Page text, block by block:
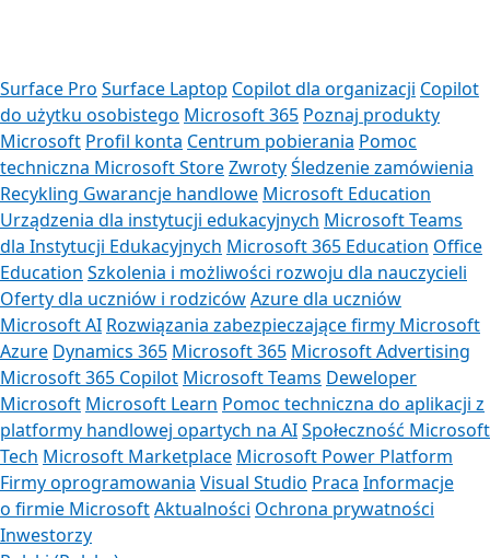
Surface Pro Surface Laptop Copilot dla organizacji Copilot
do użytku osobistego Microsoft 365 Poznaj produkty
Microsoft Profil konta Centrum pobierania Pomoc
techniczna Microsoft StoreZwrotyŚledzenie zamówienia
Recykling Gwarancje handlowe Microsoft Education
Urządzenia dla instytucji edukacyjnych Microsoft Teams
dla Instytucji Edukacyjnych Microsoft 365 Education Office
Education Szkolenia i możliwości rozwoju dla nauczycieli
Oferty dla uczniów i rodzicówAzure dla uczniów
Microsoft AI Rozwiązania zabezpieczające firmy Microsoft
Azure Dynamics 365 Microsoft 365 Microsoft Advertising
Microsoft 365 Copilot Microsoft Teams Deweloper
Microsoft Microsoft Learn Pomoc techniczna do aplikacji z
platformy handlowej opartych na AISpołeczność Microsoft
Tech Microsoft Marketplace Microsoft Power Platform
Firmy oprogramowania Visual Studio Praca Informacje
o firmie MicrosoftAktualności Ochrona prywatności
Inwestorzy